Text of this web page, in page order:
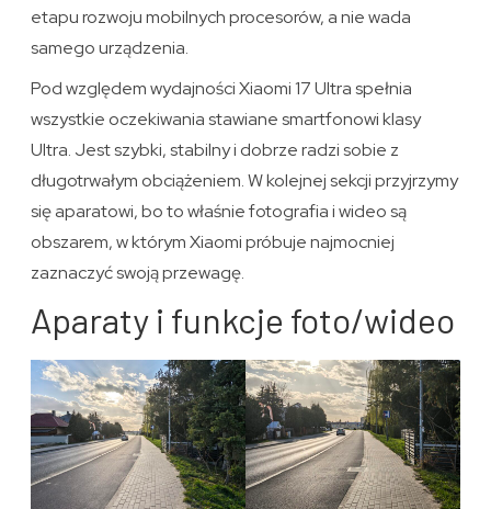
etapu rozwoju mobilnych procesorów, a nie wada
samego urządzenia.
Pod względem wydajności Xiaomi 17 Ultra spełnia
wszystkie oczekiwania stawiane smartfonowi klasy
Ultra. Jest szybki, stabilny i dobrze radzi sobie z
długotrwałym obciążeniem. W kolejnej sekcji przyjrzymy
się aparatowi, bo to właśnie fotografia i wideo są
obszarem, w którym Xiaomi próbuje najmocniej
zaznaczyć swoją przewagę.
Aparaty i funkcje foto/wideo